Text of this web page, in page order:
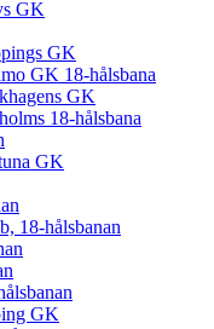
GK
GK
GK 18-hålsbana
GK
18-hålsbana
GK
18-hålsbanan
GK